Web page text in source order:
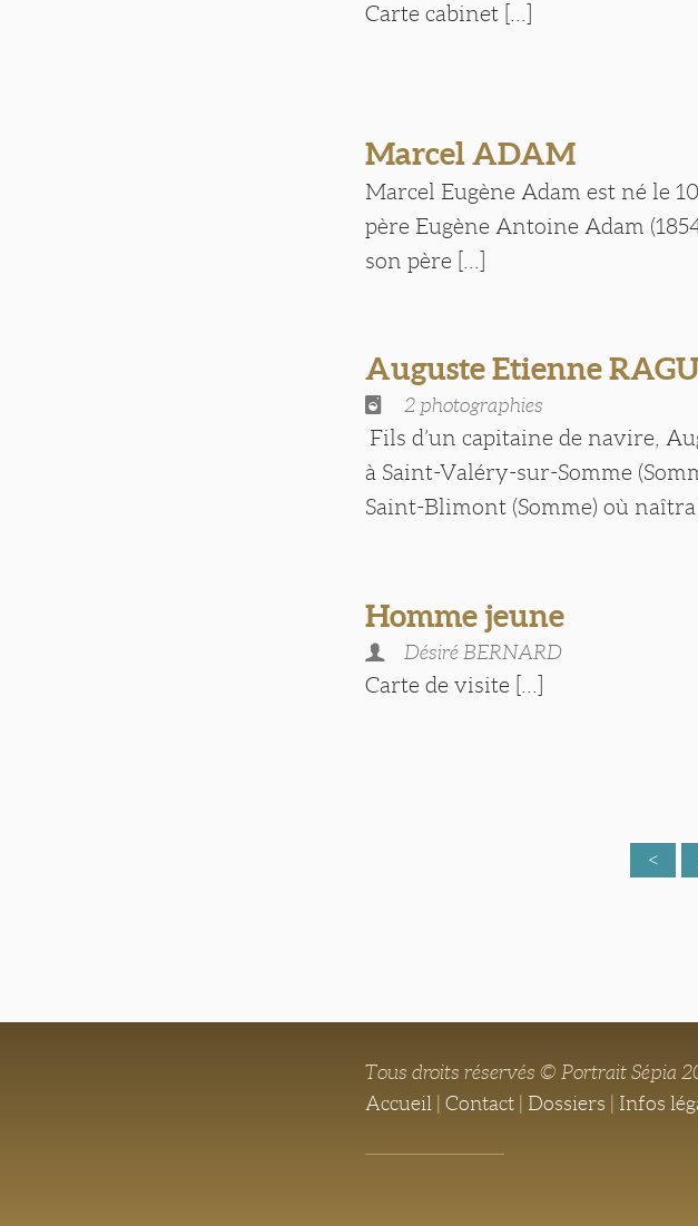
Carte cabinet [...]
Marcel ADAM
Marcel Eugène Adam est né le
père Eugène Antoine Adam
son père [...]
Auguste Etienne
2 photographies
Fils d’un capitaine de navire,
à Saint-Valéry-sur-Somme
Saint-Blimont (Somme) où naîtra
Homme jeune
Désiré BERNARD
Carte de visite [...]
<
Tous droits réservés © Portrait Sépia
Accueil
|Contact Dossiers Infos